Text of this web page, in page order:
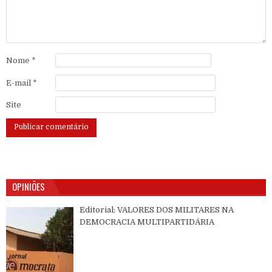
Nome *
E-mail *
Site
OPINIÕES
Editorial: VALORES DOS MILITARES NA
DEMOCRACIA MULTIPARTIDÁRIA